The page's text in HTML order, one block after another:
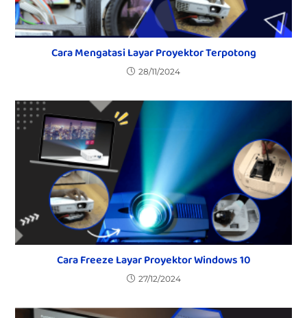
Cara Mengatasi Layar Proyektor Terpotong
28/11/2024
Cara Freeze Layar Proyektor Windows 10
27/12/2024